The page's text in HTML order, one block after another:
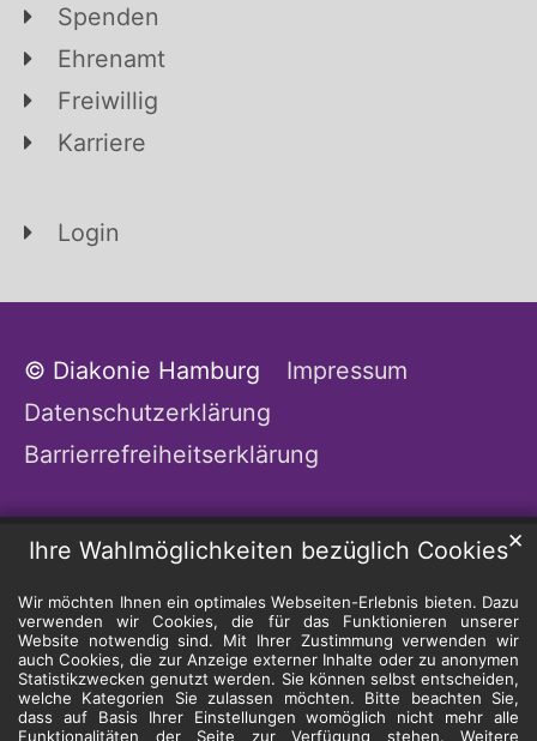
Ihre Wahlmöglichkeiten bezüglich Cookies
Wir möchten Ihnen ein optimales Webseiten-Erlebnis bieten. Dazu
verwenden wir Cookies, die für das Funktionieren unserer
Website notwendig sind. Mit Ihrer Zustimmung verwenden wir
auch Cookies, die zur Anzeige externer Inhalte oder zu anonymen
Statistikzwecken genutzt werden. Sie können selbst entscheiden,
welche Kategorien Sie zulassen möchten. Bitte beachten Sie,
dass auf Basis Ihrer Einstellungen womöglich nicht mehr alle
Funktionalitäten der Seite zur Verfügung stehen. Weitere
✕
Spenden
Ehrenamt
Freiwillig
Karriere
Login
© Diakonie Hamburg
Impressum
Datenschutzerklärung
Barrierrefreiheitserklärung